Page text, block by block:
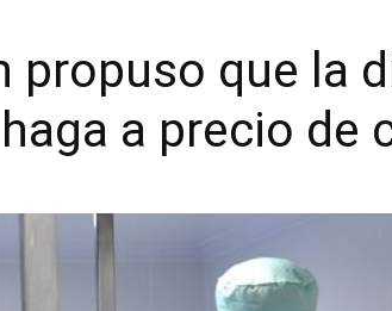
propuso que la
a precio de